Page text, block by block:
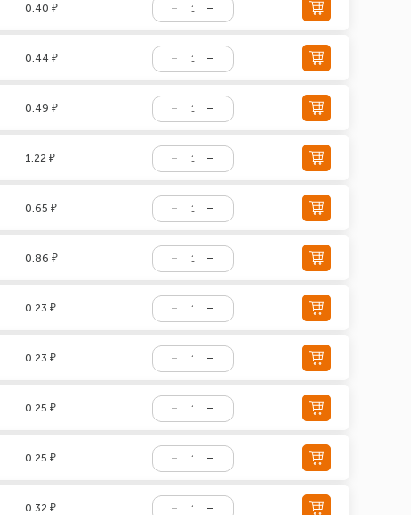
0.40 ₽
0.44 ₽
0.49 ₽
1.22 ₽
0.65 ₽
0.86 ₽
0.23 ₽
0.23 ₽
0.25 ₽
0.25 ₽
0.32 ₽